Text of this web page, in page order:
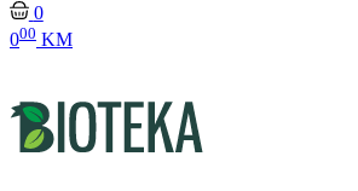
0
000 KM